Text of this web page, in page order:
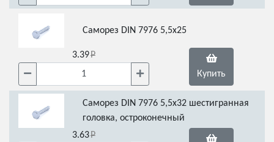
Саморез DIN 7976 5,5х25
3.39
Купить
Саморез DIN 7976 5,5х32 шестигранная
головка, остроконечный
3.63